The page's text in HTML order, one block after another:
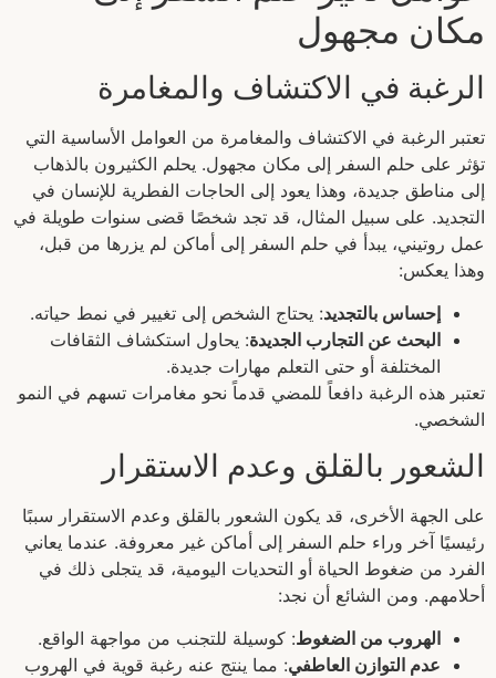
مكان مجهول
الرغبة في الاكتشاف والمغامرة
تعتبر الرغبة في الاكتشاف والمغامرة من العوامل الأساسية التي
تؤثر على حلم السفر إلى مكان مجهول. يحلم الكثيرون بالذهاب
إلى مناطق جديدة، وهذا يعود إلى الحاجات الفطرية للإنسان في
التجديد. على سبيل المثال، قد تجد شخصًا قضى سنوات طويلة في
عمل روتيني، يبدأ في حلم السفر إلى أماكن لم يزرها من قبل،
وهذا يعكس:
إحساس بالتجديد: يحتاج الشخص إلى تغيير في نمط حياته.
البحث عن التجارب الجديدة: يحاول استكشاف الثقافات
المختلفة أو حتى التعلم مهارات جديدة.
تعتبر هذه الرغبة دافعاً للمضي قدماً نحو مغامرات تسهم في النمو
الشخصي.
الشعور بالقلق وعدم الاستقرار
على الجهة الأخرى، قد يكون الشعور بالقلق وعدم الاستقرار سببًا
رئيسيًا آخر وراء حلم السفر إلى أماكن غير معروفة. عندما يعاني
الفرد من ضغوط الحياة أو التحديات اليومية، قد يتجلى ذلك في
أحلامهم. ومن الشائع أن نجد:
الهروب من الضغوط: كوسيلة للتجنب من مواجهة الواقع.
عدم التوازن العاطفي: مما ينتج عنه رغبة قوية في الهروب